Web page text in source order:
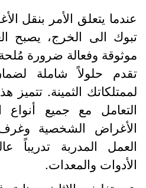
يتعلق الأمر بنقل
الى الخرج، يصبح
وفعالة ضرورة
حلولاً شاملة
الثمينة. تتميز
مع جميع أنواع
الشخصية وغرف
المدربة تدريباً
والمعدات.